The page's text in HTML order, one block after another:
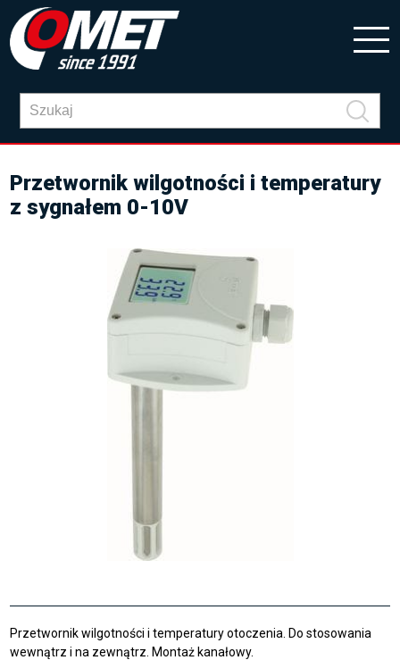
Przetwornik wilgotności i temperatury
z sygnałem 0-10V
Przetwornik wilgotności i temperatury otoczenia. Do stosowania
wewnątrz i na zewnątrz. Montaż kanałowy.